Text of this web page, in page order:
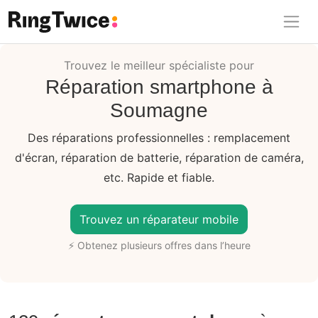
Ring Twice
Trouvez le meilleur spécialiste pour
Réparation smartphone à
Soumagne
Des réparations professionnelles : remplacement
d'écran, réparation de batterie, réparation de caméra,
etc. Rapide et fiable.
Trouvez un réparateur mobile
⚡ Obtenez plusieurs offres dans l’heure